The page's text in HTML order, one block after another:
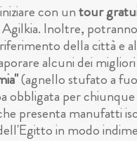
con untour
Inoltre,
della città e
alcuni dei
(agnello stufato a
obbligata per
presenta manufatti
in modo